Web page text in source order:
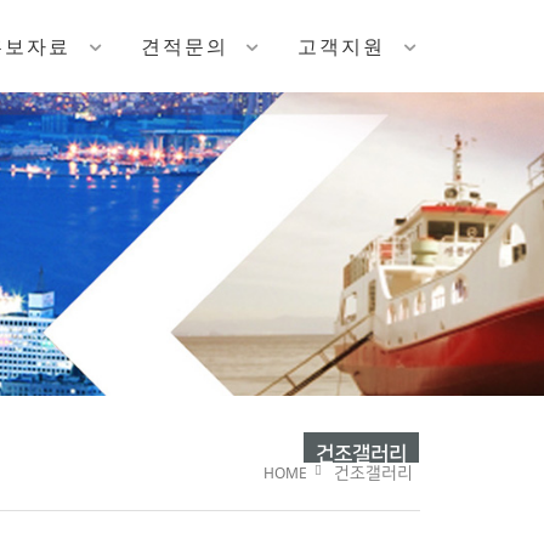
보자료 견적문의 고객지원
HOME 건조갤러리
건조갤러리